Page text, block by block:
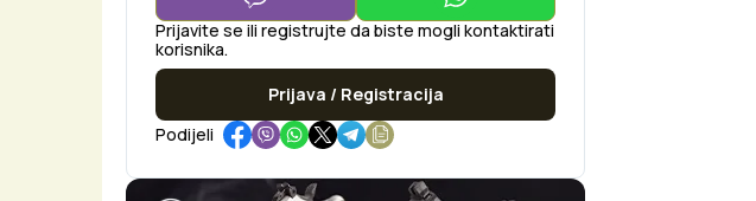
Prijavite se ili registrujte da biste mogli kontaktirati
korisnika.
Prijava / Registracija
Podijeli